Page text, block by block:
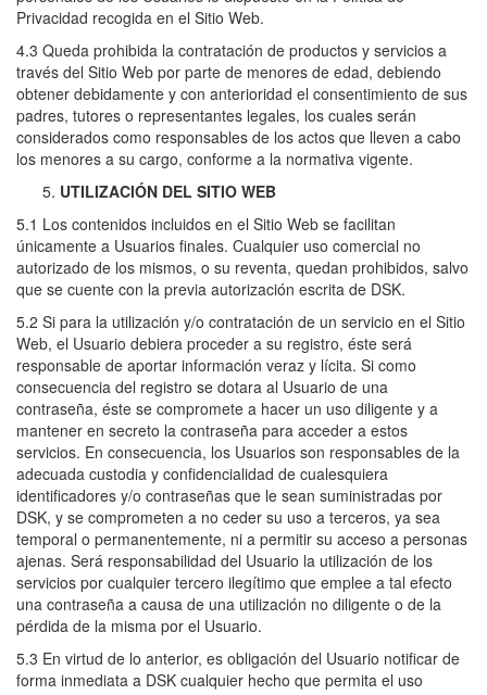
Privacidad recogida en el Sitio Web.
4.3 Queda prohibida la contratación de productos y servicios a
través del Sitio Web por parte de menores de edad, debiendo
obtener debidamente y con anterioridad el consentimiento de sus
padres, tutores o representantes legales, los cuales serán
considerados como responsables de los actos que lleven a cabo
los menores a su cargo, conforme a la normativa vigente.
UTILIZACIÓN DEL SITIO WEB
5.1 Los contenidos incluidos en el Sitio Web se facilitan
únicamente a Usuarios finales. Cualquier uso comercial no
autorizado de los mismos, o su reventa, quedan prohibidos, salvo
que se cuente con la previa autorización escrita de DSK.
5.2 Si para la utilización y/o contratación de un servicio en el Sitio
Web, el Usuario debiera proceder a su registro, éste será
responsable de aportar información veraz y lícita. Si como
consecuencia del registro se dotara al Usuario de una
contraseña, éste se compromete a hacer un uso diligente y a
mantener en secreto la contraseña para acceder a estos
servicios. En consecuencia, los Usuarios son responsables de la
adecuada custodia y confidencialidad de cualesquiera
identificadores y/o contraseñas que le sean suministradas por
DSK, y se comprometen a no ceder su uso a terceros, ya sea
temporal o permanentemente, ni a permitir su acceso a personas
ajenas. Será responsabilidad del Usuario la utilización de los
servicios por cualquier tercero ilegítimo que emplee a tal efecto
una contraseña a causa de una utilización no diligente o de la
pérdida de la misma por el Usuario.
5.3 En virtud de lo anterior, es obligación del Usuario notificar de
forma inmediata a DSK cualquier hecho que permita el uso